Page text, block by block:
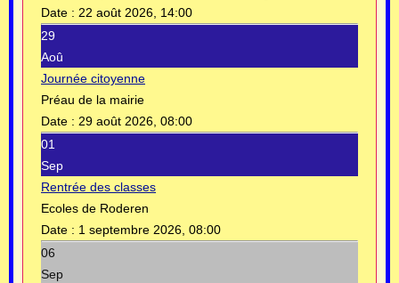
Date : 22 août 2026, 14:00
29
Aoû
Journée citoyenne
Préau de la mairie
Date : 29 août 2026, 08:00
01
Sep
Rentrée des classes
Ecoles de Roderen
Date : 1 septembre 2026, 08:00
06
Sep